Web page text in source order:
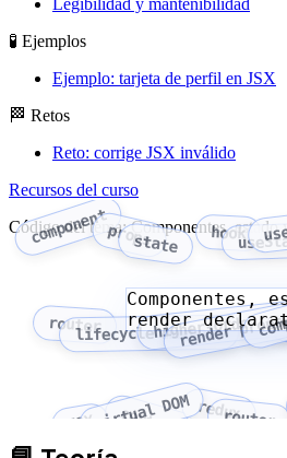
Legibilidad y mantenibilidad
🧪 Ejemplos
Ejemplo: tarjeta de perfil en JSX
🏁 Retos
Reto: corrige JSX inválido
Recursos del curso
Código del tema: Componentes, estado
componentpropsstate hook
routerlifecycle methods
higher-order
render props
JSXvirtual DOM
context reduxrouter
Componentes,
render